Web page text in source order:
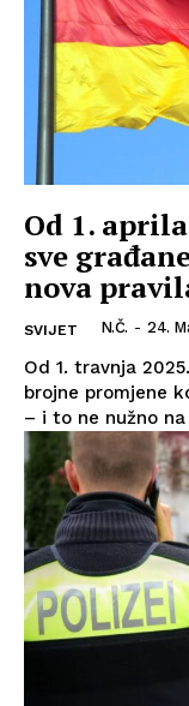
Od 1.
sve
nova
SVIJET N.Č. - 24.
Od 1. travnja
brojne promjene
– i to ne nužno